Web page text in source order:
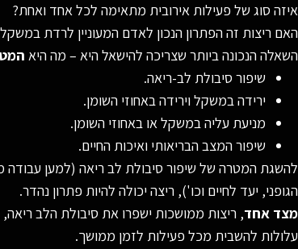
איזה סוג של פעילות אירובית מתאימה לכל אחד ואחת?
האם ריצות זה הפתרון הנכון לאדם המעוניין לרדת
השאלה הנכונה ביותר שצריכה להישאל היא – מה היא
שיפור סיבולת לב-ריאה.
ירידה במשקל וירידה באחוזי השומן.
מניעת עליה במשקל או באחוזי השומן.
שיפור המצב הבריאותי ואיכות החיים.
להשגת המטרה של שיפור סיבולת לב ריאה (למען עבודה
הגופני, יעד לחיים וכו'), ריצה יכולה להיות פתרון נהדר.
מצד אחד, ריצות ממושכות ישפרו את סיבולת הלב ריאה,
עלולות להשבית מכל פעילות לזמן ממושך.